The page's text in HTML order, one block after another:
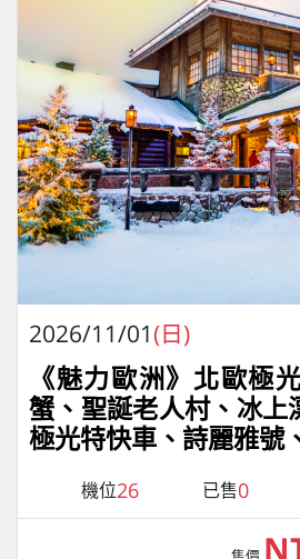
2026/11/01(日)
《魅力歐洲》北歐極
蟹、聖誕老人村、冰上
極光特快車、詩麗雅號
機位26 已售0